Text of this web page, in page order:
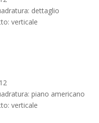
dettaglio
verticale
piano americano
verticale